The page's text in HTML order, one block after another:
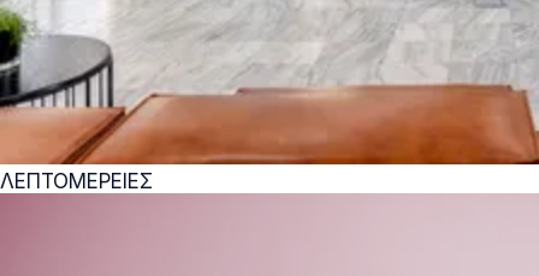
ΛΕΠΤΟΜΕΡΕΙΕΣ